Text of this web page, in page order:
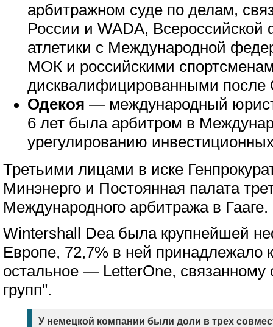
арбитражном суде по делам,
России и WADA, Всероссийской
атлетики с Международной
МОК и российскими
дисквалифицированными
Одекоя — международный
6 лет была арбитром в
урегулированию
Третьими лицами в иске
Минэнерго и Постоянная палата
Международного арбитража в Гааге.
Wintershall Dea была крупнейшей
Европе, 72,7% в ней принадлежало
остальное — LetterOne,
групп".
У немецкой компании были доли в трех